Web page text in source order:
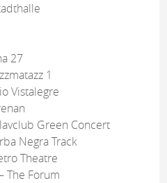
27
1
Vistalegre
Green Concert
Negra Track
Theatre
The Forum